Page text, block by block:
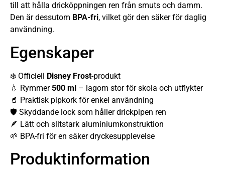
till att hålla dricköppningen ren från smuts och damm.
Den är dessutom BPA-fri, vilket gör den säker för daglig
användning.
Egenskaper
❄️ Officiell Disney Frost-produkt
💧 Rymmer500 ml – lagom stor för skola och utflykter
🥤 Praktisk pipkork för enkel användning
🛡️ Skyddande lock som håller drickpipen ren
🪶 Lätt och slitstark aluminiumkonstruktion
🌱 BPA-fri för en säker dryckesupplevelse
Produktinformation